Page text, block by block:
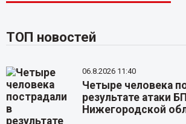
ТОП новостей
06.8.2026 11:40
Четыре человека
результате атаки
Нижегородской